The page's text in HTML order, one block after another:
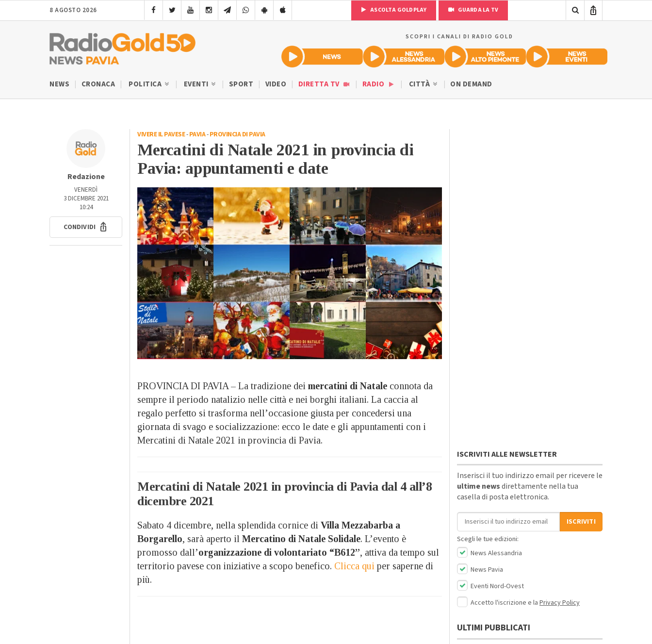
8 AGOSTO 2026 ASCOLTA GOLDPLAY GUARDA LA TV
SCOPRI I CANALI DI RADIO GOLD
NEWS CRONACA POLITICA EVENTI SPORT VIDEO DIRETTA TV RADIO CITTÀ ON DEMAND
Redazione
VENERDÌ
3 DICEMBRE 2021
10:24
CONDIVIDI
VIVERE IL PAVESE-PAVIA-PROVINCIA DI PAVIA
Mercatini di Natale 2021 in provincia di
Pavia: appuntamenti e date
PROVINCIA DI PAVIA – La tradizione dei mercatini di Natale connota da
sempre il periodo natalizio nelle città e nei borghi italiani. La caccia al
regalo perfetto si trasforma nell’occasione giusta per concedersi una
giornata di svago e socializzazione: ecco le date e gli appuntamenti con i
Mercatini di Natale 2021 in provincia di Pavia.
Mercatini di Natale 2021 in provincia di Pavia dal 4 all’8
dicembre 2021
Sabato 4 dicembre, nella splendida cornice di Villa Mezzabarba a
Borgarello, sarà aperto il Mercatino di Natale Solidale. L’evento è
promosso dall’organizzazione di volontariato “B612”, attiva da tempo sul
territorio pavese con iniziative a scopo benefico. Clicca qui per saperne di
più.
ISCRIVITI ALLE NEWSLETTER
Inserisci il tuo indirizzo email per ricevere le
ultime newsdirettamente nella tua
casella di posta elettronica.
Indirizzo email
ISCRIVITI
Scegli le tue edizioni:
News Alessandria
News Pavia
Eventi Nord-Ovest
Accetto l'iscrizione e la Privacy Policy
ULTIMI PUBBLICATI